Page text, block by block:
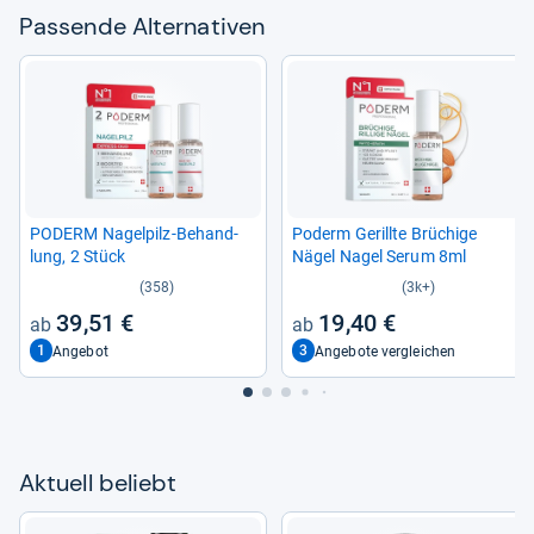
Pas­sende Alter­na­ti­ven
PODERM Nagel­pilz-​Behand­
lung, 2 Stück
(358)
39,51 €
1 Angebot
Poderm Gerillte Brü­chige
Nägel Nagel Serum 8ml
(3k+)
19,40 €
3 Angebote vergleichen
Aktu­ell beliebt